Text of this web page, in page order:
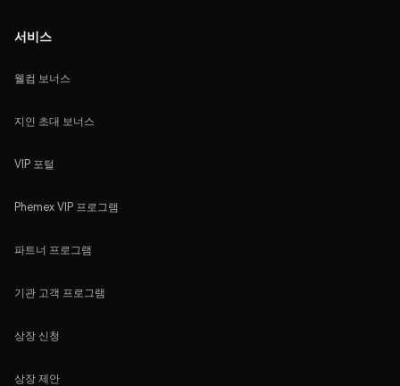
서비스
웰컴 보너스
지인 초대 보너스
VIP 포털
Phemex VIP 프로그램
파트너 프로그램
기관 고객 프로그램
상장 신청
상장 제안